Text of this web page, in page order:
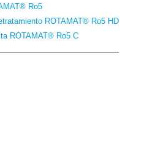
Ro5
ROTAMAT® Ro5 HD
ROTAMAT® Ro5 C